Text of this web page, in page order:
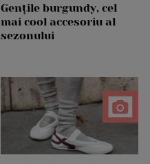
Gențile burgundy, cel
mai cool accesoriu al
sezonului